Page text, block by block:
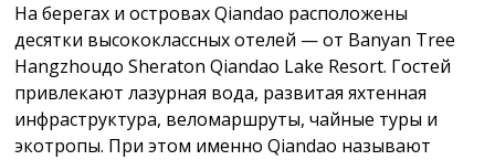
На берегах и островах Qiandao расположены
десятки высококлассных отелей — от Banyan Tree
Hangzhouдо Sheraton Qiandao Lake Resort. Гостей
привлекают лазурная вода, развитая яхтенная
инфраструктура, веломаршруты, чайные туры и
экотропы. При этом именно Qiandao называют